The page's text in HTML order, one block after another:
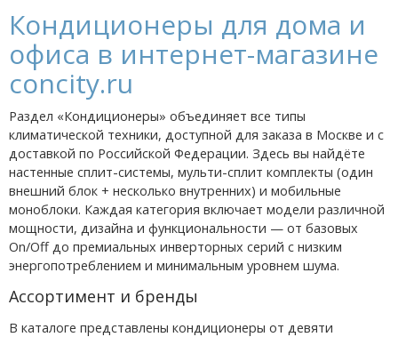
Кондиционеры для дома и
офиса в интернет-магазине
concity.ru
Раздел «Кондиционеры» объединяет все типы
климатической техники, доступной для заказа в Москве и с
доставкой по Российской Федерации. Здесь вы найдёте
настенные сплит-системы, мульти-сплит комплекты (один
внешний блок + несколько внутренних) и мобильные
моноблоки. Каждая категория включает модели различной
мощности, дизайна и функциональности — от базовых
On/Off до премиальных инверторных серий с низким
энергопотреблением и минимальным уровнем шума.
Ассортимент и бренды
В каталоге представлены кондиционеры от девяти